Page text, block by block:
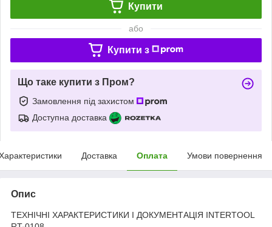
Купити
або
Купити з
Що таке купити з Пром?
Замовлення під захистом
Доступна доставка
Доставка Оплата Умови повернення
Опис
ТЕХНІЧНІ ХАРАКТЕРИСТИКИ І ДОКУМЕНТАЦІЯ INTERTOOL